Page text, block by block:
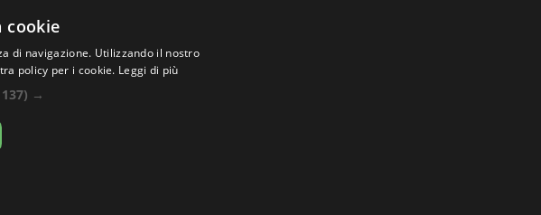
.co
Gort
cookie
di navigazione. Utilizzando il nostro
policy per i cookie. Leggi di più
→